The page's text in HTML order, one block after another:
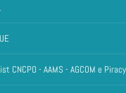
CNCPO - AAMS - AGCOM e